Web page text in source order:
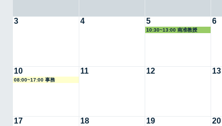
3 4 5
10:30~13:00 南准教授
6
10
08:00~17:00 事務
11 12 13
17 18 19 20